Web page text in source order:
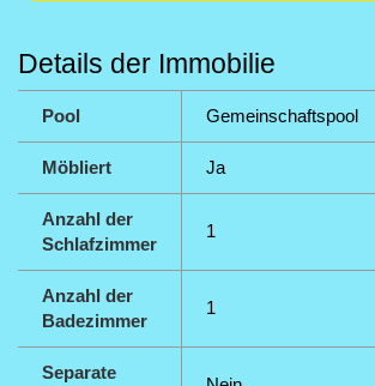
Details der Immobilie
Pool Gemeinschaftspool
Möbliert Ja
Anzahl der
Schlafzimmer
1
Anzahl der
Badezimmer
1
Separate